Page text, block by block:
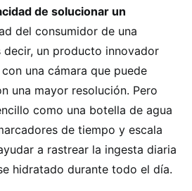
de solucionar un
del consumidor de una
decir, un producto innovador
una cámara que puede
una mayor resolución. Pero
como una botella de agua
de tiempo y escala
a rastrear la ingesta diaria
hidratado durante todo el día.